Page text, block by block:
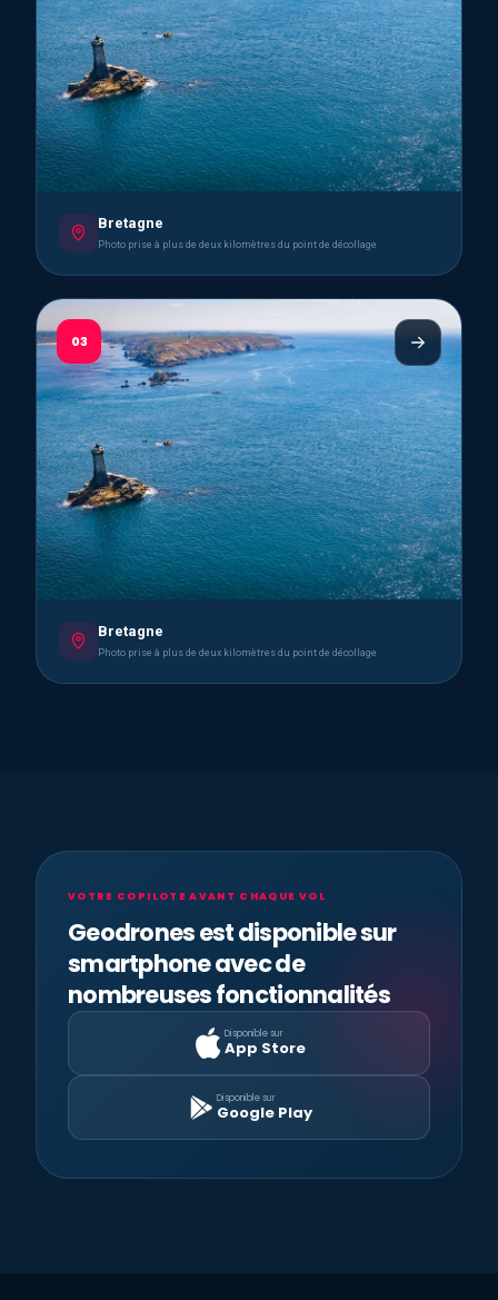
Bretagne
Photo prise à plus de deux kilomètres du point de décollage
03
Bretagne
Photo prise à plus de deux kilomètres du point de décollage
VOTRE COPILOTE AVANT CHAQUE VOL
Geodrones est disponible sur
smartphone avec de
nombreuses fonctionnalités
Disponible sur
App Store
Disponible sur
Google Play